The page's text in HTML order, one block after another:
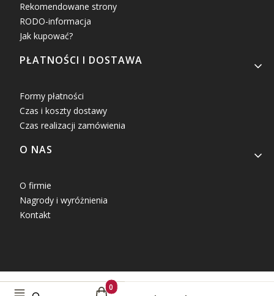
Rekomendowane strony
RODO-informacja
Jak kupować?
PŁATNOŚCI I DOSTAWA
Formy płatności
Czas i koszty dostawy
Czas realizacji zamówienia
O NAS
O firmie
Nagrody i wyróżnienia
Kontakt
Produkty w koszyku: 0. Zobacz szczegóły